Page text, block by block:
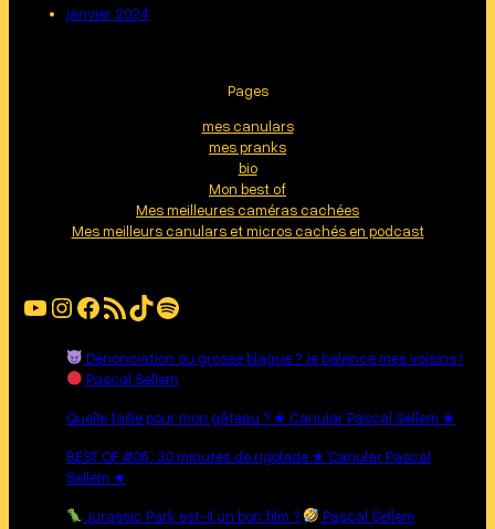
janvier 2024
Pages
mes canulars
mes pranks
bio
Mon best of
Mes meilleures caméras cachées
Mes meilleurs canulars et micros cachés en podcast
YouTube Instagram Facebook Flux RSS TikTok Spotify
Dénonciation ou grosse blague ? Je balance mes voisins !
Pascal Sellem
Quelle taille pour mon gâteau ? ★ Canular Pascal Sellem ★
BEST OF #06 : 30 minutes de rigolade ★ Canular Pascal
Sellem ★
Jurassic Park est-il un bon film ?
Pascal Sellem